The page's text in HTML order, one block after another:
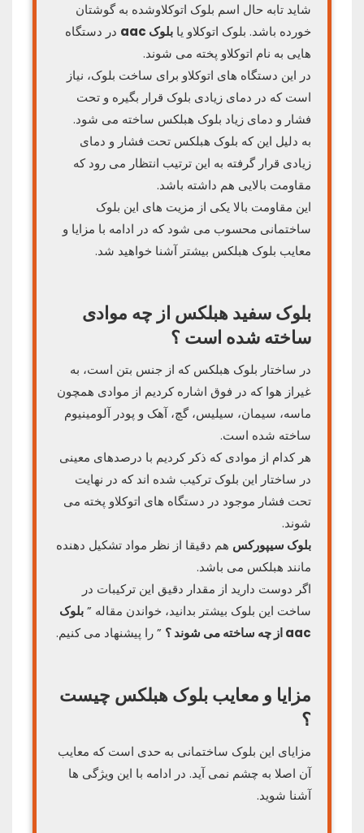
شاید تابه حال اسم بلوک اتوکلاوشده به گوشتان
خورده باشد. بلوک اتوکلاو یا بلوک aac
در دستگاه
هایی به نام اتوکلاو پخته می شوند.
در این دستگاه های اتوکلاو برای ساخت بلوک، نیاز
است که در دمای زیادی بلوک قرار بگیره و تحت
فشار و دمای زیاد بلوک هبلکس ساخته می شود.
به دلیل این که بلوک هبلکس تحت فشار و دمای
زیادی قرار گرفته به این ترتیب انتظار می رود که
مقاومت بالایی هم داشته باشد.
این مقاومت بالا یکی از مزیت های این بلوک
ساختمانی محسوب می شود که در ادامه با مزایا و
معایب بلوک هبلکس بیشتر آشنا خواهید شد.
بلوک سفید هبلکس از چه موادی
ساخته شده است ؟
در ساختار بلوک هبلکس که از جنس بتن است، به
غیراز هوا که در فوق اشاره کردیم از موادی همچون
ماسه، سیمان، سیلیس، گچ، آهک و پودر آلومینیوم
ساخته شده است.
هر کدام از موادی که ذکر کردیم با درصدهای معینی
در ساختار این بلوک ترکیب شده اند که در نهایت
تحت فشار موجود در دستگاه های اتوکلاو پخته می
شوند.
بلوک سیپورکس هم دقیقا از نظر مواد تشکیل دهنده
مانند هبلکس می باشد.
اگر دوست دارید از مقدار دقیق این ترکیبات در
ساخت این بلوک بیشتر بدانید، خواندن مقاله ”بلوک
aac از چه ساخته می شوند ؟
” را پیشنهاد می کنیم.
مزایا و معایب بلوک هبلکس چیست
؟
مزایای این بلوک ساختمانی به حدی است که معایب
آن اصلا به چشم نمی آید. در ادامه با این ویژگی ها
آشنا شوید.